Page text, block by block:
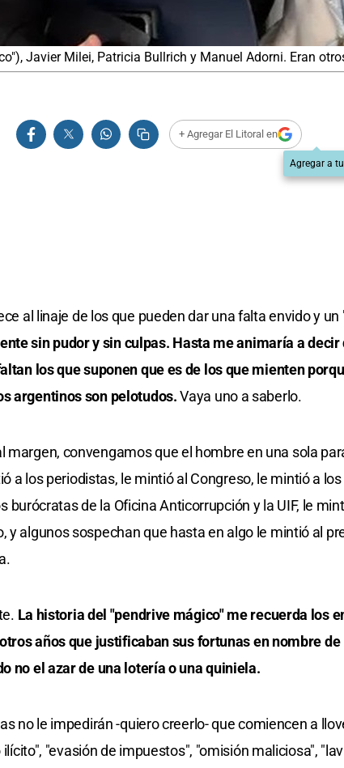
Javier Milei, Patricia Bullrich y Manuel Adorni. Eran
+ Agregar El Litoral en
Agregar a
al linaje de los que pueden dar una falta envido y un
sin pudor y sin culpas. Hasta me animaría a
los que suponen que es de los que mienten
argentinos son pelotudos.Vaya uno a saberlo.
margen, convengamos que el hombre en una sola
a los periodistas, le mintió al Congreso, le mintió a
burócratas de la Oficina Anticorrupción y la UIF, le
y algunos sospechan que hasta en algo le mintió al
La historia del "pendrive mágico" me recuerda los
años que justificaban sus fortunas en nombre de
no el azar de una lotería o una quiniela.
no le impedirán -quiero creerlo- que comiencen a
"evasión de impuestos", "omisión maliciosa",